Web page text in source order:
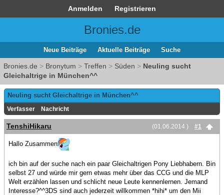
Anmelden Registrieren
Bronies.de
Neue Beiträge Aktuelle Beiträge Suche
Bronies.de > Bronytum > Treffen > Süden > Neuling sucht
Gleichaltrige in München^^
Neuling sucht Gleichaltrige in München^^
Verfasser Nachricht
(01.06.2014 ) #1
TenshiHikaru
Hallo Zusammen
ich bin auf der suche nach ein paar Gleichaltrigen Pony Liebhabern. Bin
selbst 27 und würde mir gern etwas mehr über das CCG und die MLP
Welt erzählen lassen und schlicht neue Leute kennenlernen. Jemand
Interesse?^^3DS sind auch jederzeit willkommen *hihi* um den Mii